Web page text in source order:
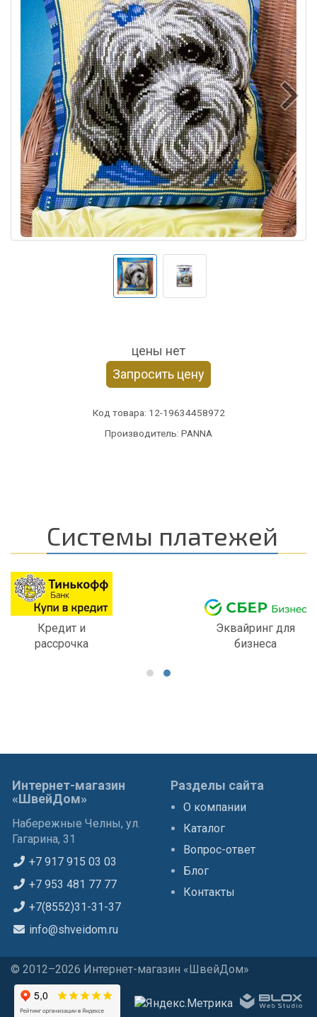
цены нет
Запросить цену
Код товара: 12-19634458972
Производитель: PANNA
Системы платежей
Кредит и
рассрочка
Эквайринг для
бизнеса
Интернет-магазин
«ШвейДом»
Набережные Челны, ул.
Гагарина, 31
+7 917 915 03 03
+7 953 481 77 77
+7(8552)31-31-37
info@shveidom.ru
Разделы сайта
О компании
Каталог
Вопрос-ответ
Блог
Контакты
© 2012–2026 Интернет-магазин «ШвейДом»